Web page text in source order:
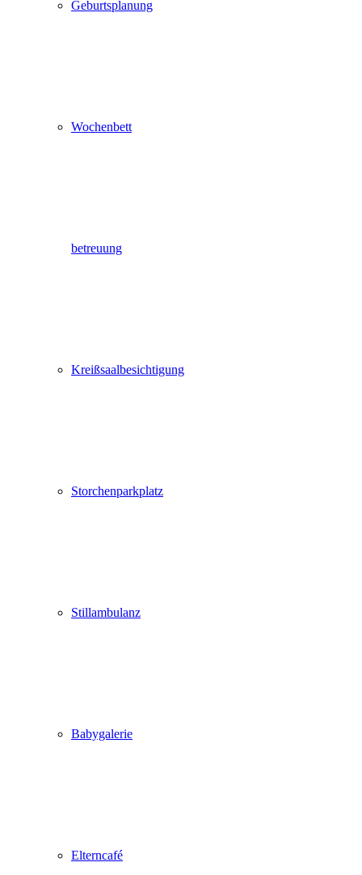
Geburtsplanung
Wochenbett
betreuung
Kreißsaalbesichtigung
Storchenparkplatz
Stillambulanz
Babygalerie
Elterncafé